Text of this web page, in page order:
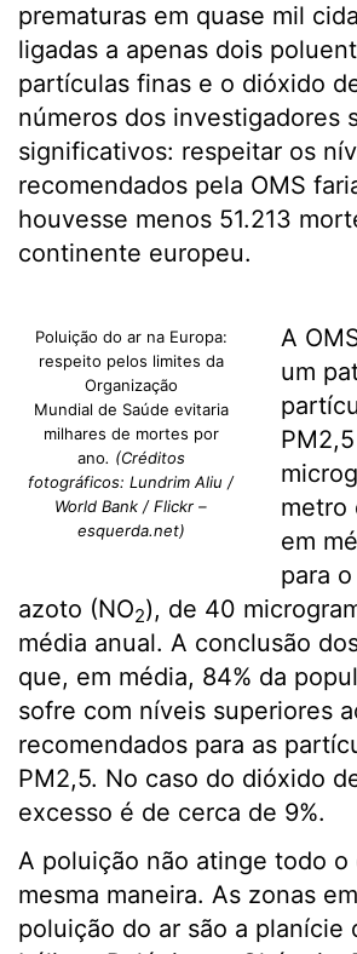
prematuras em quase mil
ligadas a apenas dois
partículas finas e o dióxido
números dos investigadores
significativos: respeitar os
recomendados pela OMS
houvesse menos 51.213
continente europeu.
Poluição do ar na Europa:
respeito pelos limites da
Organização
Mundial de Saúde evitaria
milhares de mortes por
ano. (Créditos
fotográficos: Lundrim Aliu /
World Bank / Flickr –
esquerda.net)
A
um
metro
em
para
azoto (NO2), de 40
média anual. A conclusão
que, em média, 84% da
sofre com níveis superiores
recomendados para as
PM2,5. No caso do dióxido
excesso é de cerca de 9%.
A poluição não atinge todo
mesma maneira. As zonas
poluição do ar são a planície